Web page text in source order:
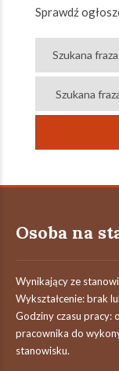
Sprawdź
Osoba na
Wynikający ze
Wykształcenie: brak
Godziny czasu pracy:
pracownika do
stanowisku.